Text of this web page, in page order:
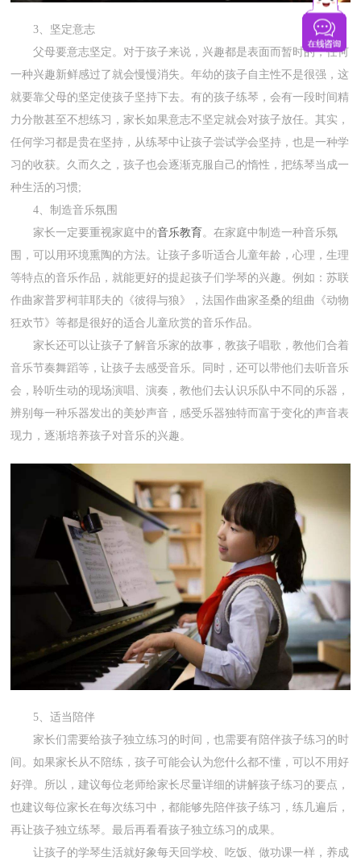
3、坚定意志
父母要意志坚定。对于孩子来说，兴趣都是表面而暂时的，任何
一种兴趣新鲜感过了就会慢慢消失。年幼的孩子自主性不是很强，这
就要靠父母的坚定使孩子坚持下去。有的孩子练琴，会有一段时间精
力分散甚至不想练习，家长如果意志不坚定就会对孩子放任。其实，
任何学习都是贵在坚持，从练琴中让孩子尝试学会坚持，也是一种学
习的收获。久而久之，孩子也会逐渐克服自己的惰性，把练琴当成一
种生活的习惯;
4、制造音乐氛围
家长一定要重视家庭中的音乐教育 。在家庭中制造一种音乐氛
围，可以用环境熏陶的方法。让孩子多听适合儿童年龄，心理，生理
等特点的音乐作品，就能更好的提起孩子们学琴的兴趣。例如：苏联
作曲家普罗柯菲耶夫的《彼得与狼》，法国作曲家圣桑的组曲《动物
狂欢节》等都是很好的适合儿童欣赏的音乐作品。
家长还可以让孩子了解音乐家的故事，教孩子唱歌，教他们合着
音乐节奏舞蹈等，让孩子去感受音乐。同时，还可以带他们去听音乐
会，聆听生动的现场演唱、演奏，教他们去认识乐队中不同的乐器，
辨别每一种乐器发出的美妙声音，感受乐器独特而富于变化的声音表
现力，逐渐培养孩子对音乐的兴趣。
5、适当陪伴
家长们需要给孩子独立练习的时间，也需要有陪伴孩子练习的时
间。如果家长从不陪练，孩子可能会认为您什么都不懂，可以不用好
好弹。所以，建议每位老师给家长尽量详细的讲解孩子练习的要点，
也建议每位家长在每次练习中，都能够先陪伴孩子练习，练几遍后，
再让孩子独立练琴。最后再看看孩子独立练习的成果。
让孩子的学琴生活就好象每天回学校、吃饭、做功课一样，养成